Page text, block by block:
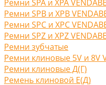
Ремни SPA и XPA
Ремни SPB и XPB
Ремни SPC и XPC
Ремни SPZ и XPZ
Ремни зубчатые
Ремни клиновые 5V и 8V
Ремни клиновые Д(Г)
Ремень клиновой Е(Д)